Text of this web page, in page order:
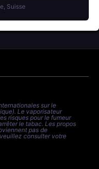
Suisse
sur le
Le vaporisateur
risques pour le fumeur
le tabac. Les propos
pas de
consulter votre